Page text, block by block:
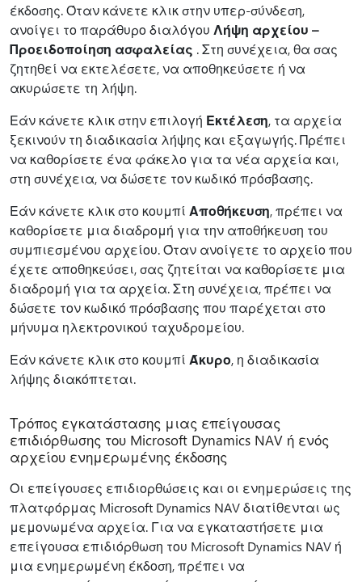
έκδοσης. Όταν κάνετε κλικ στην υπερ-σύνδεση,
ανοίγει το παράθυρο διαλόγου Λήψη αρχείου –
Προειδοποίηση ασφαλείας . Στη συνέχεια, θα σας
ζητηθεί να εκτελέσετε, να αποθηκεύσετε ή να
ακυρώσετε τη λήψη.
Εάν κάνετε κλικ στην επιλογή Εκτέλεση, τα αρχεία
ξεκινούν τη διαδικασία λήψης και εξαγωγής. Πρέπει
να καθορίσετε ένα φάκελο για τα νέα αρχεία και,
στη συνέχεια, να δώσετε τον κωδικό πρόσβασης.
Εάν κάνετε κλικ στο κουμπί Αποθήκευση, πρέπει να
καθορίσετε μια διαδρομή για την αποθήκευση του
συμπιεσμένου αρχείου. Όταν ανοίγετε το αρχείο που
έχετε αποθηκεύσει, σας ζητείται να καθορίσετε μια
διαδρομή για τα αρχεία. Στη συνέχεια, πρέπει να
δώσετε τον κωδικό πρόσβασης που παρέχεται στο
μήνυμα ηλεκτρονικού ταχυδρομείου.
Εάν κάνετε κλικ στο κουμπί Άκυρο, η διαδικασία
λήψης διακόπτεται.
Τρόπος εγκατάστασης μιας επείγουσας
επιδιόρθωσης του Microsoft Dynamics NAV ή ενός
αρχείου ενημερωμένης έκδοσης
Οι επείγουσες επιδιορθώσεις και οι ενημερώσεις της
πλατφόρμας Microsoft Dynamics NAV διατίθενται ως
μεμονωμένα αρχεία. Για να εγκαταστήσετε μια
επείγουσα επιδιόρθωση του Microsoft Dynamics NAV ή
μια ενημερωμένη έκδοση, πρέπει να